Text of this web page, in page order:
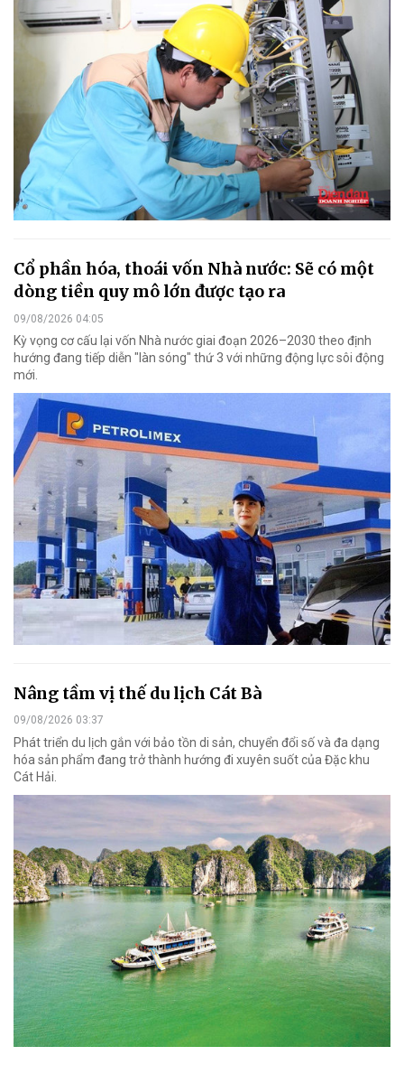
Cổ phần hóa, thoái vốn Nhà nước: Sẽ có một
dòng tiền quy mô lớn được tạo ra
09/08/2026 04:05
Kỳ vọng cơ cấu lại vốn Nhà nước giai đoạn 2026–2030 theo định
hướng đang tiếp diễn "làn sóng" thứ 3 với những động lực sôi động
mới.
Nâng tầm vị thế du lịch Cát Bà
09/08/2026 03:37
Phát triển du lịch gắn với bảo tồn di sản, chuyển đổi số và đa dạng
hóa sản phẩm đang trở thành hướng đi xuyên suốt của Đặc khu
Cát Hải.